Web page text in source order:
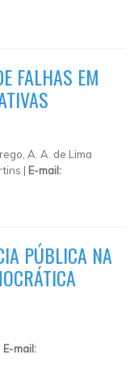
FALHAS EM
A. A. de Lima
| E-mail:
PÚBLICA NA
E-mail: